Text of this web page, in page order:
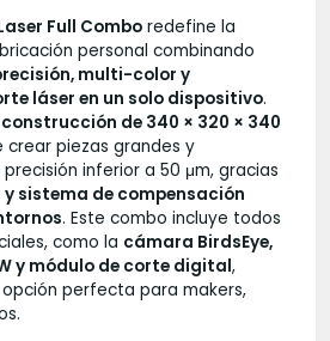
Full Combo redefine la
personal combinando
multi-color y
láser en un solo dispositivo.
de 340 × 320 × 340
crear piezas grandes y
inferior a 50 μm, gracias
y sistema de compensación
. Este combo incluye todos
como la cámara BirdsEye,
y módulo de corte digital,
perfecta para makers,